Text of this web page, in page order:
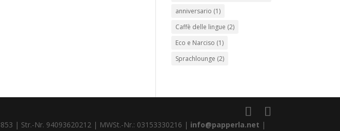
anniversario (1)
Caffè delle lingue (2)
Eco e Narciso (1)
Sprachlounge (2)
| Str.-Nr. 94093620212 | MWSt.-Nr.: 03153330216 | info@papperla.net |